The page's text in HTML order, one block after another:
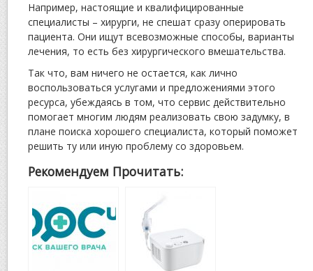
Например, настоящие и квалифицированные
специалисты – хирурги, не спешат сразу оперировать
пациента. Они ищут всевозможные способы, варианты
лечения, то есть без хирургического вмешательства.
Так что, вам ничего не остается, как лично
воспользоваться услугами и предложениями этого
ресурса, убеждаясь в том, что сервис действительно
помогает многим людям реализовать свою задумку, в
плане поиска хорошего специалиста, который поможет
решить ту или иную проблему со здоровьем.
Рекомендуем Прочитать: